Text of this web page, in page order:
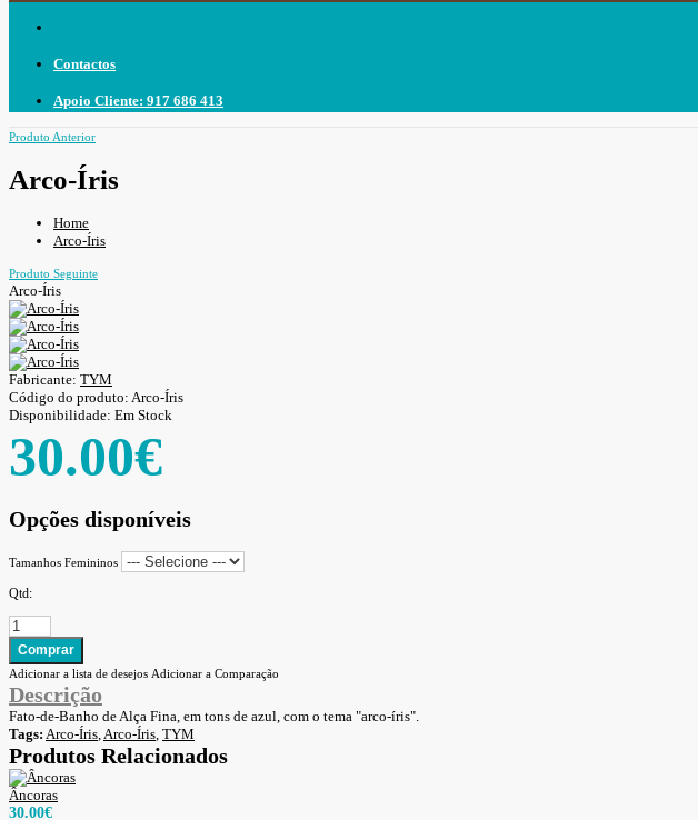
Contactos
Apoio Cliente: 917 686 413
Produto Anterior
Arco-Íris
Home
Arco-Íris
Produto Seguinte
Arco-Íris
Fabricante: TYM
Código do produto: Arco-Íris
Disponibilidade: Em Stock
30.00€
Opções disponíveis
Tamanhos Femininos
Qtd:
Adicionar a lista de desejos Adicionar a Comparação
Descrição
Fato-de-Banho de Alça Fina, em tons de azul, com o tema "arco-íris".
Tags: Arco-Íris Arco-Íris TYM
Produtos Relacionados
Âncoras
30.00€